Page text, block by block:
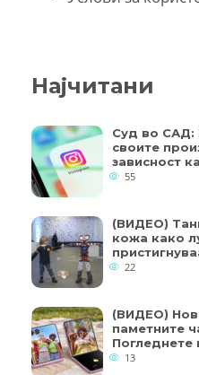
Најчитани
Суд во САД:
своите
зависност
55
(ВИДЕО)
кожа како
22
(ВИДЕО)
паметните
Погледнете
13